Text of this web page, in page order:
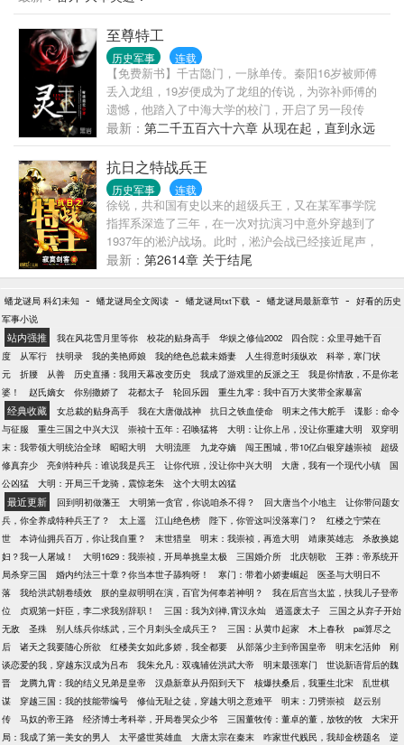
至尊特工
历史军事 连载
【免费新书】千古隐门，一脉单传。秦阳16岁被师傅
丢入龙组，19岁便成为了龙组的传说，为弥补师傅的
遗憾，他踏入了中海大学的校门，开启了另一段传
说……
最新： 第二千五百六十六章 从现在起，直到永远
（大结局）
抗日之特战兵王
历史军事 连载
徐锐，共和国有史以来的超级兵王，又在某军事学院
指挥系深造了三年，在一次对抗演习中意外穿越到了
1937年的淞沪战场。此时，淞沪会战已经接近尾声，
中国军队已经...
最新： 第2614章 关于结尾
蟠龙谜局 科幻未知 - 蟠龙谜局全文阅读 - 蟠龙谜局txt下载 - 蟠龙谜局最新章节 - 好看的历史
军事小说
站内强推 我在风花雪月里等你 校花的贴身高手 华娱之修仙2002
四合院：众里寻她千百
度
从军行 扶明录 我的美艳师娘 我的绝色总裁未婚妻 人生得意时须纵欢
科举，寒门状
元
折腰 从善 历史直播：我用天幕改变历史 我成了游戏里的反派之王
我是你情敌，不是你老
婆！
赵氏嫡女 你别撒娇了 花都太子 轮回乐园 重生九零：我中百万大奖带全家暴富
经典收藏 女总裁的贴身高手 我在大唐做战神 抗日之铁血使命 明末之伟大舵手
谍影：命令
与征服
重生三国之中兴大汉 崇祯十五年：召唤猛将 大明：让你上吊，没让你重建大明
双穿明
末：我带领大明统治全球
昭昭大明 大明流匪 九龙夺嫡 闯王围城，带10亿白银穿越崇祯
超级
修真弃少
亮剑特种兵：谁说我是兵王 让你代班，没让你中兴大明 大唐，我有一个现代小镇
国
公凶猛
大明：开局三千龙骑，震惊老朱 这个大明太凶猛
最近更新 回到明初做藩王 大明第一贪官，你说咱杀不得？ 回大唐当个小地主
让你带问题女
兵，你全养成特种兵王了？
太上遥 江山绝色榜 陛下，你管这叫没落寒门？
红楼之宁荣在
世
本诗仙拥兵百万，你让我自重？ 末世猎皇 明末：我崇祯，再造大明 靖康英雄志
杀敌换媳
妇？我一人屠城！
大明1629：我崇祯，开局单挑皇太极 三国婚介所 北庆朝歌
王莽：帝系统开
局杀穿三国
婚内约法三十章？你当本世子舔狗呀！ 寒门：带着小娇妻崛起
医圣与大明日不
落
我给洪武朝卷绩效 朕的皇叔明明在演，百官为何奉若神明？
我在后宫当太监，扶我儿子登帝
位
贞观第一奸臣，李二求我别辞职！ 三国：我为刘禅,霄汉永灿 逍遥废太子
三国之从弃子开始
无敌
圣殊 别人练兵你练武，三个月刺头全成兵王？ 三国：从黄巾起家 木上春秋
pai算尽之
后
诸天之我要随心所欲 红楼美女如此多娇，我全都要 从部落少主到帝国皇帝 明末乞活帅
刚
谈恋爱的我，穿越东汉成为吕布
我朱允凡：双魂辅佐洪武大帝 明末最强寒门
世说新语背后的魏
晋
龙腾九霄：我的结义兄弟是皇帝 汉鼎新章从丹阳到天下 核爆扶桑后，我重生北宋
乱世棋
谋
穿越三国：我的技能带编号 修仙无耻之徒，穿越大明之意难平 明末：刀劈崇祯
赵云别
传
马奴的帝王路 经济博士考科举，开局卷哭众少爷 三国董牧传：董卓的董，放牧的牧
大宋开
局：我成了第一美女的男人
太平盛世英雄血 大唐太宗在秦末 咋家世代贱民，我却金榜题名 逆